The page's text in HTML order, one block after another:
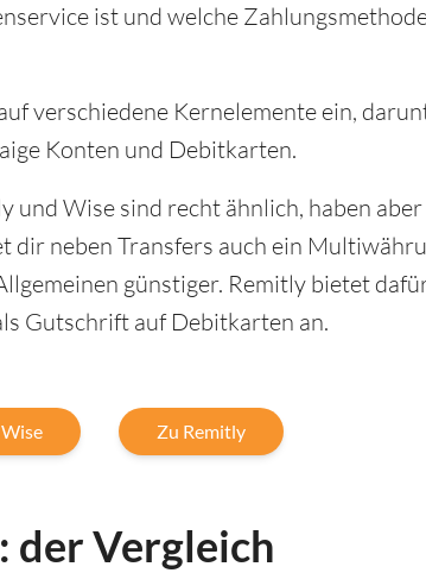
ist und welche
verschiedene Kernelemente ein,
Konten und Debitkarten.
und Wise sind recht ähnlich, haben
dir neben Transfers auch ein
günstiger. Remitly bietet
Gutschrift auf Debitkarten an.
Zu Remitly
der Vergleich